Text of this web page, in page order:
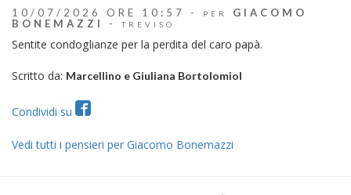
10/07/2026 ORE 10:57 - PER
GIACOMO
BONEMAZZI
-TREVISO
Sentite condoglianze per la perdita del caro papà.
Scritto da: Marcellino e Giuliana Bortolomiol
Condividi su
Vedi tutti i pensieri per Giacomo Bonemazzi